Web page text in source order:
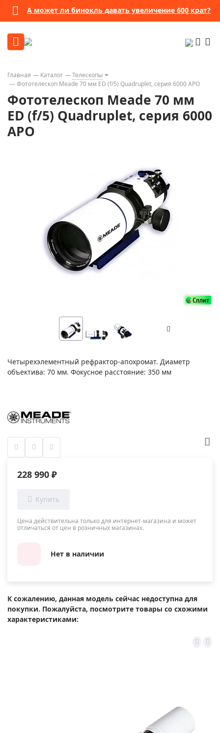
А может ли бинокль давать увеличение 600 крат?
Главная Каталог
Телескопы
Фототелескоп Meade 70 мм ED (f/5) Quadruplet, серия 6000 APO
Фототелескоп Meade 70 мм
ED (f/5) Quadruplet, серия 6000
APO
Четырехэлементный рефрактор-апохромат. Диаметр
объектива: 70 мм. Фокусное расстояние: 350 мм
228 990 ₽
Цена действительна только для интернет-магазина и может
отличаться от цен в розничных магазинах.
Нет в наличии
К сожалению, данная модель сейчас недоступна для
покупки. Пожалуйста, посмотрите товары со схожими
характеристиками: